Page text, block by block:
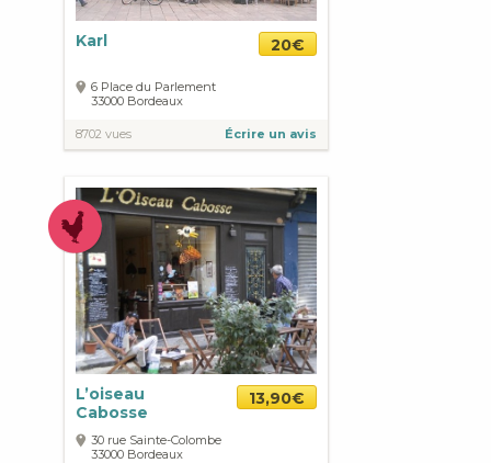
Karl 20€
6 Place du Parlement
33000 Bordeaux
8702 vues Écrire un avis
L’oiseau
Cabosse
13,90€
30 rue Sainte-Colombe
33000 Bordeaux